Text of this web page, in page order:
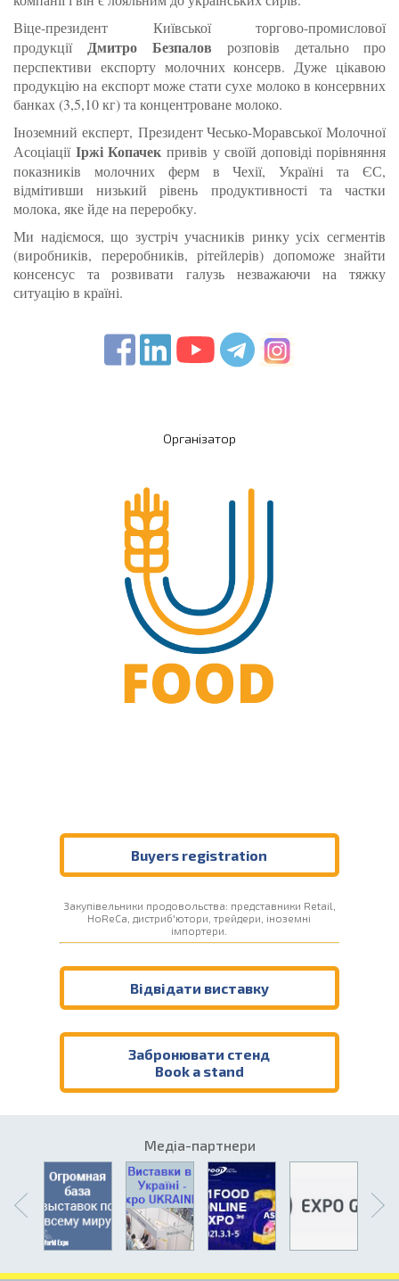
Віце-президент Київської торгово-промислової
продукції Дмитро Безпалов розповів детально про
перспективи експорту молочних консерв. Дуже цікавою
продукцію на експорт може стати сухе молоко в консервних
банках (3,5,10 кг) та концентроване молоко.
Іноземний експерт, Президент Чесько-Моравської Молочної
АсоціаціїІржі Копачек привів у своїй доповіді порівняння
показників молочних ферм в Чехії, Україні та ЄС,
відмітивши низький рівень продуктивності та частки
молока, яке йде на переробку.
Ми надіємося, що зустріч учасників ринку усіх сегментів
(виробників, переробників, рітейлерів) допоможе знайти
консенсус та розвивати галузь незважаючи на тяжку
ситуацію в країні.
Організатор
Buyers registration
Закупівельники продовольства: представники Retail,
HoReCa, дистриб'ютори, трейдери, іноземні
імпортери.
Відвідати виставку
Забронювати стенд
Book a stand
Медіа-партнери